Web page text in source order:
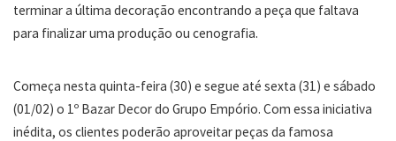
terminar a última decoração encontrando a peça que faltava
para finalizar uma produção ou cenografia.
Começa nesta quinta-feira (30) e segue até sexta (31) e sábado
(01/02) o 1º Bazar Decor do Grupo Empório. Com essa iniciativa
inédita, os clientes poderão aproveitar peças da famosa